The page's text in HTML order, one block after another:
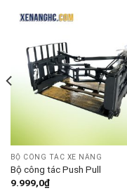
BỘ CÔNG TÁC XE NÂNG
Bộ công tác Push Pull
9.999,0₫